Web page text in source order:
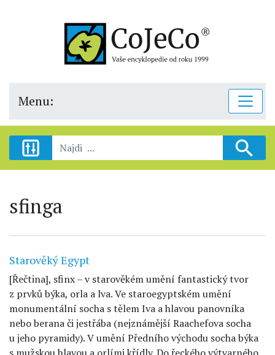
Menu:
sfinga
Starověký Egypt
[Řečtina], sfinx – v starověkém umění fantastický tvor
z prvků býka, orla a lva. Ve staroegyptském umění
monumentální socha s tělem Iva a hlavou panovníka
nebo berana či jestřába (nejznámější Raachefova socha
u jeho pyramidy). V umění Předního východu socha býka